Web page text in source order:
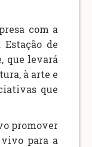
com a
de
que levará
à arte e
que
promover
para a